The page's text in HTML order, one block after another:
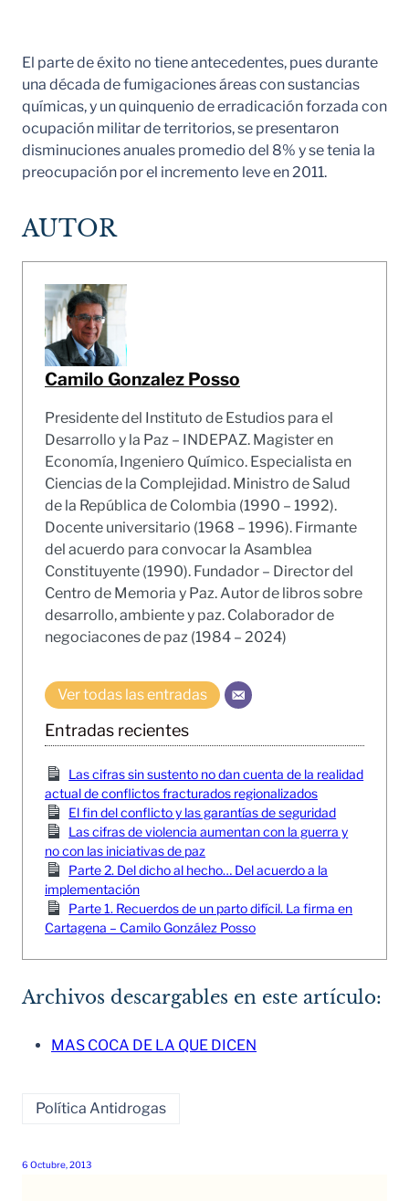
El parte de éxito no tiene antecedentes, pues durante
una década de fumigaciones áreas con sustancias
químicas, y un quinquenio de erradicación forzada con
ocupación militar de territorios, se presentaron
disminuciones anuales promedio del 8% y se tenia la
preocupación por el incremento leve en 2011.
AUTOR
Camilo Gonzalez Posso
Presidente del Instituto de Estudios para el
Desarrollo y la Paz – INDEPAZ. Magister en
Economía, Ingeniero Químico. Especialista en
Ciencias de la Complejidad. Ministro de Salud
de la República de Colombia (1990 – 1992).
Docente universitario (1968 – 1996). Firmante
del acuerdo para convocar la Asamblea
Constituyente (1990). Fundador – Director del
Centro de Memoria y Paz. Autor de libros sobre
desarrollo, ambiente y paz. Colaborador de
negociacones de paz (1984 – 2024)
Ver todas las entradas
Entradas recientes
Las cifras sin sustento no dan cuenta de la realidad
actual de conflictos fracturados regionalizados
El fin del conflicto y las garantías de seguridad
Las cifras de violencia aumentan con la guerra y
no con las iniciativas de paz
Parte 2. Del dicho al hecho… Del acuerdo a la
implementación
Parte 1. Recuerdos de un parto difícil. La firma en
Cartagena – Camilo González Posso
Archivos descargables en este artículo:
MAS COCA DE LA QUE DICEN
Política Antidrogas
6 Octubre, 2013